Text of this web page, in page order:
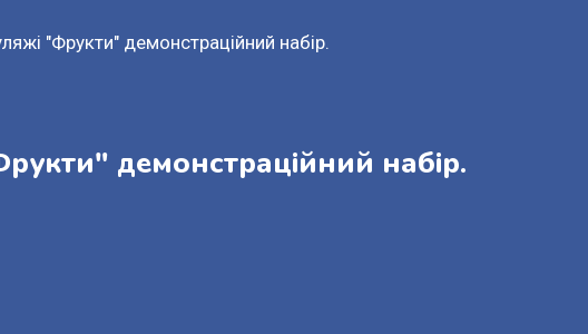
"Фрукти" демонстраційний набір.
демонстраційний набір.